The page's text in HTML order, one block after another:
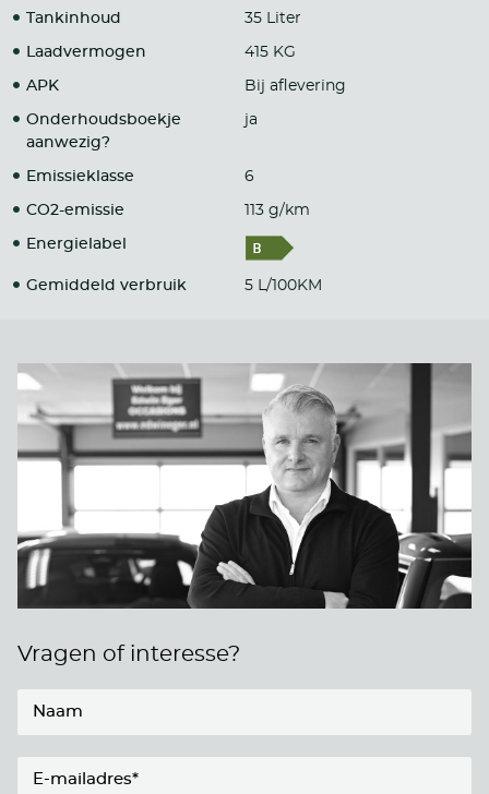
Tankinhoud 35 Liter
Laadvermogen 415 KG
APK Bij aflevering
Onderhoudsboekje
aanwezig?
ja
Emissieklasse 6
CO2-emissie 113 g/km
Energielabel
Gemiddeld verbruik 5 L/100KM
Vragen of interesse?